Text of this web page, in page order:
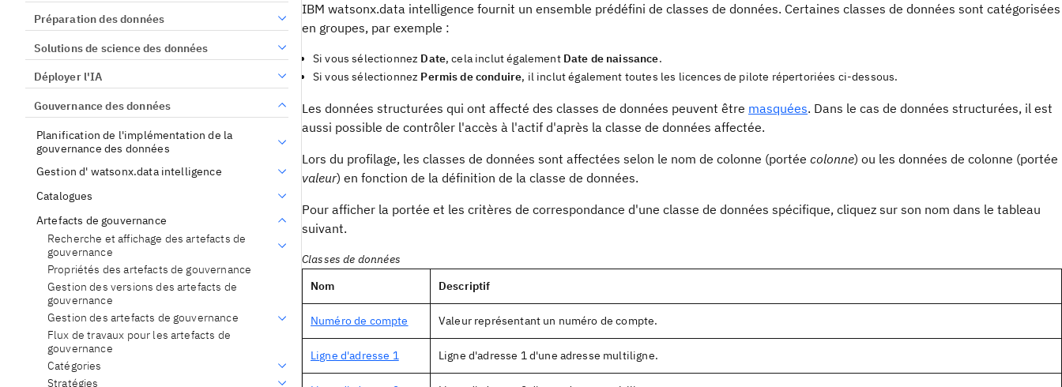
Préparation des données
Solutions de science des données
Déployer l'IA
Gouvernance des données
Planification de l'implémentation de la
gouvernance des données
Gestion d' watsonx.data intelligence
Catalogues
Artefacts de gouvernance
Recherche et affichage des artefacts de
gouvernance
Propriétés des artefacts de gouvernance
Gestion des versions des artefacts de
gouvernance
Gestion des artefacts de gouvernance
Flux de travaux pour les artefacts de
gouvernance
Catégories
Stratégies
IBM watsonx.data intelligence fournit un ensemble prédéfini de classes de données. Certaines classes de données sont catégorisées
en groupes, par exemple :
Si vous sélectionnez Date, cela inclut également Date de naissance.
Si vous sélectionnez Permis de conduire, il inclut également toutes les licences de pilote répertoriées ci-dessous.
Les données structurées qui ont affecté des classes de données peuvent être masquées. Dans le cas de données structurées, il est
aussi possible de contrôler l'accès à l'actif d'après la classe de données affectée.
Lors du profilage, les classes de données sont affectées selon le nom de colonne (portée colonne) ou les données de colonne (portée
valeur) en fonction de la définition de la classe de données.
Pour afficher la portée et les critères de correspondance d'une classe de données spécifique, cliquez sur son nom dans le tableau
suivant.
Classes de données
Nom
Descriptif
Numéro de compte Valeur représentant un numéro de compte.
Ligne d'adresse 1 Ligne d'adresse 1 d'une adresse multiligne.